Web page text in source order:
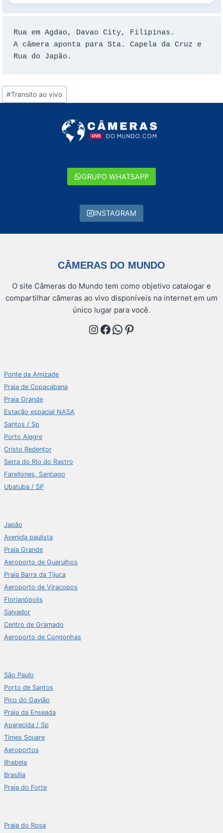
Rua em Agdao, Davao City, Filipinas.
A câmera aponta para Sta. Capela da Cruz e
Rua do Japão.
Tags
do
#Transito ao vivo
GRUPO WHATSAPP
INSTAGRAM
CÂMERAS DO MUNDO
O site Câmeras do Mundo tem como objetivo catalogar e
compartilhar câmeras ao vivo disponíveis na internet em um
único lugar para você.
Instagram
Facebook
WhatsApp
Pinterest
Ponte da Amizade
Praia de Copacabana
Praia Grande
Estação espacial NASA
Santos / Sp
Porto Alegre
Cristo Redentor
Serra do Rio do Rastro
Farellones, Santiago
Ubatuba / SP
Japão
Avenida paulista
Praia Grande
Aeroporto de Guarulhos
Praia Barra da Tijuca
Aeroporto de Viracopos
Florianópolis
Salvador
Centro de Gramado
Aeroporto de Congonhas
São Paulo
Porto de Santos
Pico do Gavião
Praia da Enseada
Aparecida / Sp
Times Square
Aeroportos
Ilhabela
Brasília
Praia do Forte
Praia do Rosa